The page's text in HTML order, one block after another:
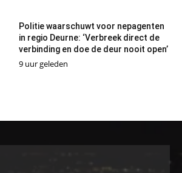
Politie waarschuwt voor nepagenten
in regio Deurne: ‘Verbreek direct de
verbinding en doe de deur nooit open’
9 uur geleden